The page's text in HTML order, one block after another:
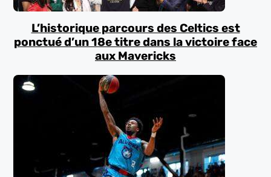
L’historique parcours des Celtics est
ponctué d’un 18e titre dans la victoire face
aux Mavericks